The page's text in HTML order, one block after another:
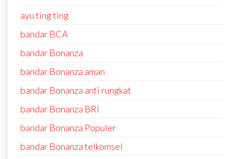
ayu ting ting
bandar BCA
bandar Bonanza
bandar Bonanza aman
bandar Bonanza anti rungkat
bandar Bonanza BRI
bandar Bonanza Populer
bandar Bonanza telkomsel